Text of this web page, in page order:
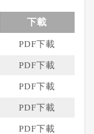
下載
PDF下載
PDF下載
PDF下載
PDF下載
PDF下載